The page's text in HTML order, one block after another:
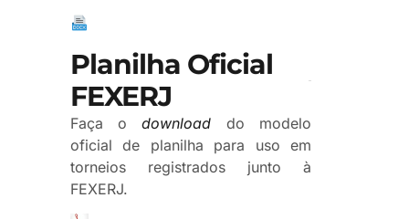
Planilha Oficial
FEXERJ
Faça odownload do modelo
oficial de planilha para uso em
torneios registrados junto à
FEXERJ.